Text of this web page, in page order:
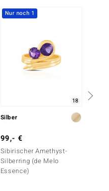
Nur noch 1
18
Silber
99,- €
Sibirischer Amethyst-
Silberring (de Melo
Essence)